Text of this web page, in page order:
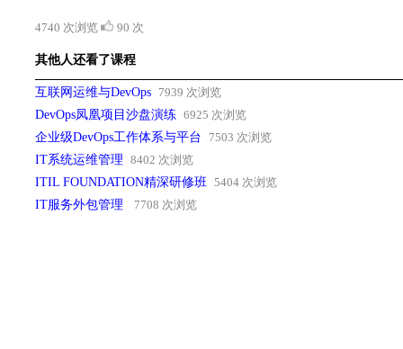
4740 次浏览 90 次
其他人还看了课程
互联网运维与DevOps 7939 次浏览
DevOps凤凰项目沙盘演练 6925 次浏览
企业级DevOps工作体系与平台
7503 次浏览
IT系统运维管理 8402 次浏览
ITIL FOUNDATION精深研修班 5404 次浏览
IT服务外包管理
7708 次浏览